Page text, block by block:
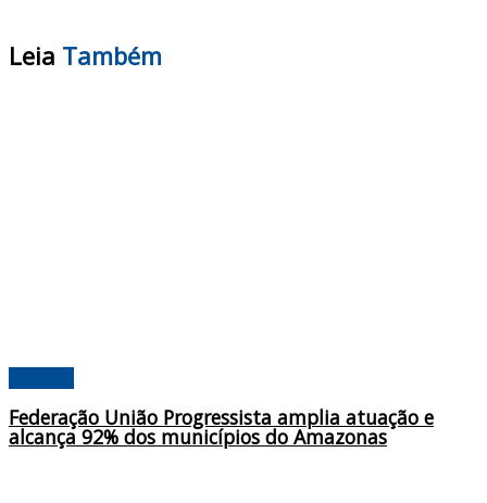
Leia Também
Federação União Progressista amplia atuação e
alcança 92% dos municípios do Amazonas